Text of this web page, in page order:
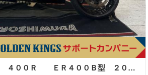
カワサキ Ｎｉｎｊａ ４００Ｒ ＥＲ４００Ｂ型 ２０１２年モデル 社外ハンドルブレース ヨシムラサイレンサー